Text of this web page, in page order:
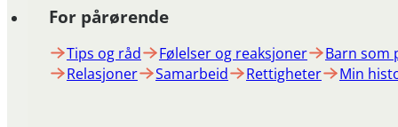
For pårørende
Tips og råd Følelser og reaksjoner
Barn som
Relasjoner
Samarbeid Rettigheter Min